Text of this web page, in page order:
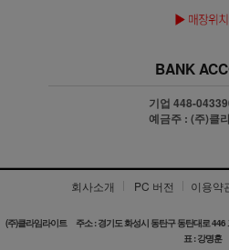
BANK
기업 448-
예금주 : (주)클
회사소개 PC 버전 이용약
(주)클라임라이트 주소 : 경기도 화성시 동탄구 동탄대로
표 : 강명훈